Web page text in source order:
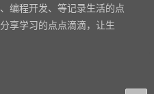
编程开发、等记录生活的点
享学习的点点滴滴，让生